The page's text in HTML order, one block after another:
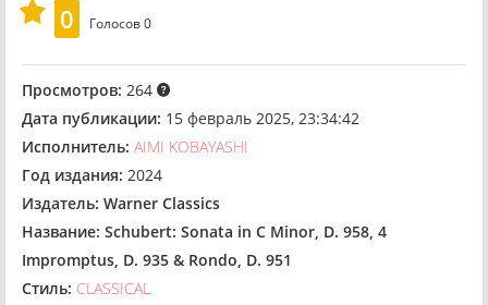
0
Голосов0
Просмотров: 264
Дата публикации: 15 февраль 2025, 23:34:42
Исполнитель: AIMI KOBAYASHI
Год издания: 2024
Издатель: Warner Classics
Название: Schubert: Sonata in C Minor, D. 958, 4
Impromptus, D. 935 & Rondo, D. 951
Стиль: CLASSICAL